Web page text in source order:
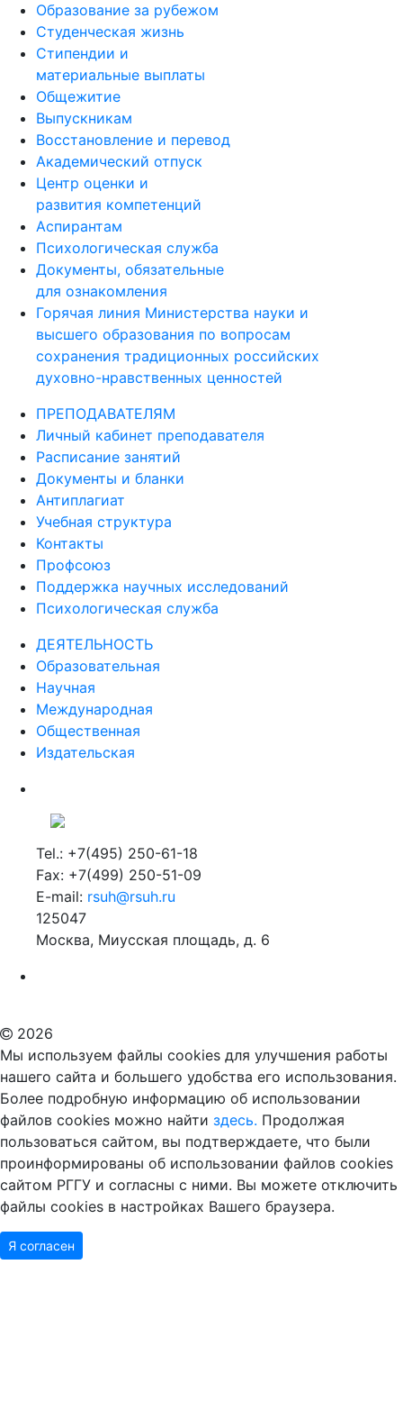
Образование за рубежом
Студенческая жизнь
Стипендии и
материальные выплаты
Общежитие
Выпускникам
Восстановление и перевод
Академический отпуск
Центр оценки и
развития компетенций
Аспирантам
Психологическая служба
Документы, обязательные
для ознакомления
Горячая линия Министерства науки и
высшего образования по вопросам
сохранения традиционных российских
духовно-нравственных ценностей
ПРЕПОДАВАТЕЛЯМ
Личный кабинет преподавателя
Расписание занятий
Документы и бланки
Антиплагиат
Учебная структура
Контакты
Профсоюз
Поддержка научных исследований
Психологическая служба
ДЕЯТЕЛЬНОСТЬ
Образовательная
Научная
Международная
Общественная
Издательская
Tel.: +7(495) 250-61-18
Fax: +7(499) 250-51-09
E-mail: rsuh@rsuh.ru
125047
Москва, Миусская площадь, д. 6
2026
Мы используем файлы cookies для улучшения работы
нашего сайта и большего удобства его использования.
Более подробную информацию об использовании
файлов cookies можно найти здесь. Продолжая
пользоваться сайтом, вы подтверждаете, что были
проинформированы об использовании файлов cookies
сайтом РГГУ и согласны с ними. Вы можете отключить
файлы cookies в настройках Вашего браузера.
Я согласен